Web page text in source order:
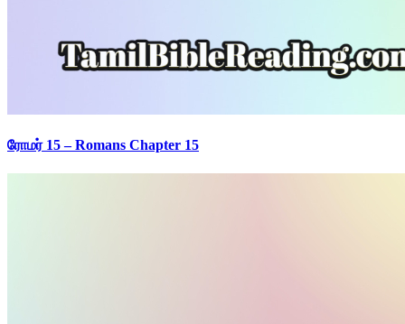
ரோமர் 15 – Romans Chapter 15